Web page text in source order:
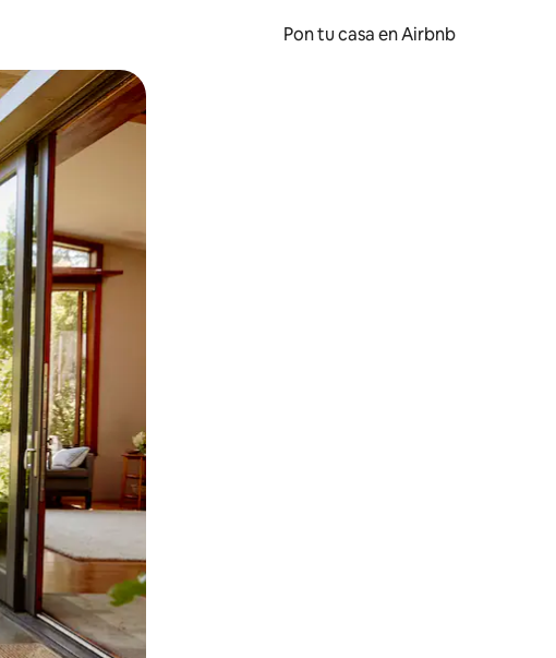
Pon tu casa en Airbnb
el tacto o desliza el dedo.